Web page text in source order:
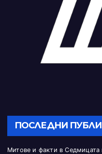
ПОСЛЕДНИ
Митове и факти в Седмицата